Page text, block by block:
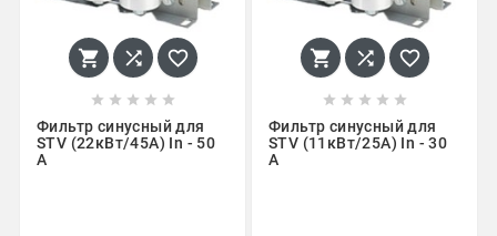
  
    
Фильтр синусный для
STV (22кВт/45A) In - 50
A
  
    
Фильтр синусный для
STV (11кВт/25A) In - 30
A